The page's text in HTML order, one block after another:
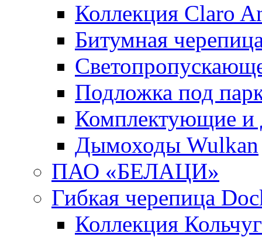
Коллекция Claro
Битумная
Подложка под
Комплектующие и
Дымоходы Wulkan
ПАО «БЕЛАЦИ»
Гибкая черепица
Коллекция